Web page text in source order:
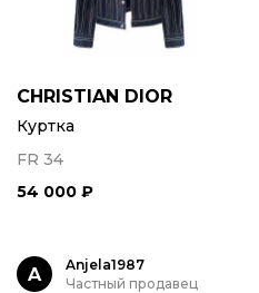
CHRISTIAN DIOR
Куртка
FR 34
54 000 ₽
A
Anjela1987
Частный продавец